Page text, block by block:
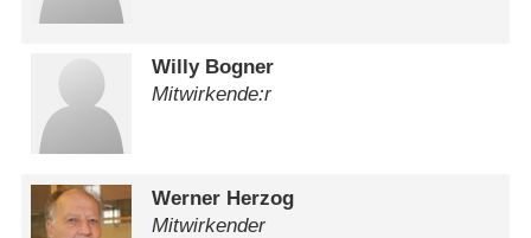
Willy Bogner
Mitwirkende:r
Werner Herzog
Mitwirkender